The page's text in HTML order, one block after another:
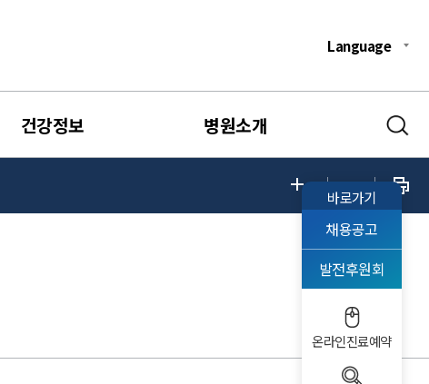
Language
건강정보 병원소개
바로가기
채용공고
발전후원회
온라인진료예약